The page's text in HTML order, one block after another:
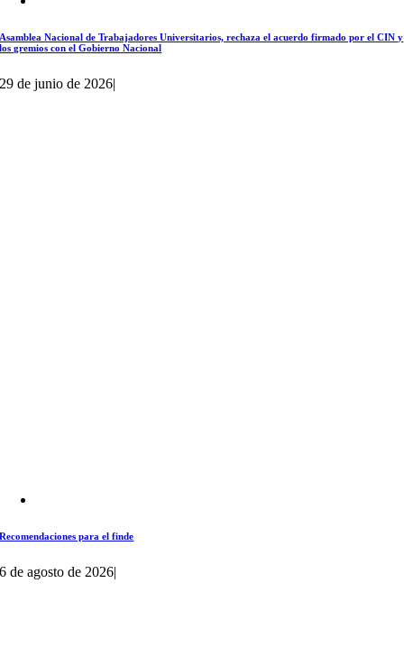
Asamblea Nacional de Trabajadores Universitarios, rechaza el acuerdo firmado por el CIN y
los gremios con el Gobierno Nacional
29 de junio de 2026|
Recomendaciones para el finde
6 de agosto de 2026|